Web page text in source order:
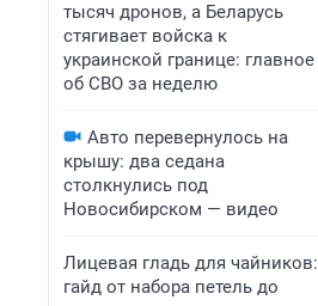
тысяч дронов, а Беларусь
стягивает войска к
украинской границе: главное
об СВО за неделю
Авто перевернулось на
крышу: два седана
столкнулись под
Новосибирском — видео
Лицевая гладь для чайников:
гайд от набора петель до